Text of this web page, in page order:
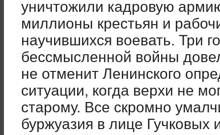
уничтожили кадровую
миллионы крестьян и
научившихся воевать. Три
бессмысленной войны
не отменит Ленинского
ситуации, когда верхи не
старому. Все скромно
буржуазия в лице Гучковых